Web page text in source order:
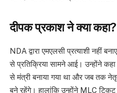
दीपक प्रकाश ने क्या कहा?
NDA द्वारा एमएलसी प्रत्याशी नहीं
से प्रतिक्रिया सामने आई। उन्होंने
से मंत्री बनाया गया था और जब तक
बने रहेंगे। हालांकि उन्होंने MLC